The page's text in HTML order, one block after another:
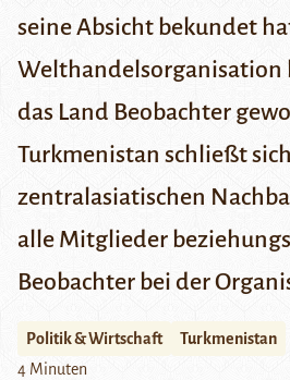
seine Absicht bekundet
Welthandelsorganisation
das Land Beobachter
Turkmenistan schließt
zentralasiatischen
alle Mitglieder
Beobachter bei der
Politik & Wirtschaft
Turkmenistan
4 Minuten